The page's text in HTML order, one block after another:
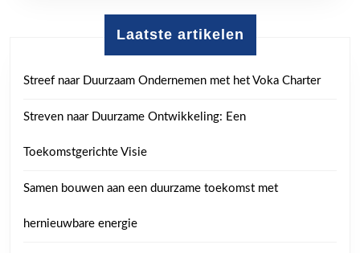
Laatste artikelen
Streef naar Duurzaam Ondernemen met het Voka Charter
Streven naar Duurzame Ontwikkeling: Een
Toekomstgerichte Visie
Samen bouwen aan een duurzame toekomst met
hernieuwbare energie